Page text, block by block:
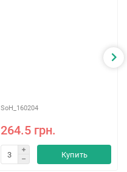
SoH_160204
264.5 грн.
Купить